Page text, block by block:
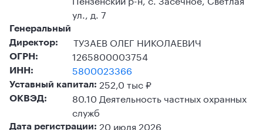
ул., д. 7
Генеральный
Директор:
ТУЗАЕВ ОЛЕГ НИКОЛАЕВИЧ
ОГРН: 1265800003754
ИНН: 5800023366
Уставный капитал: 252,0 тыс ₽
ОКВЭД:
80.10 Деятельность частных охранных
служб
Дата регистрации: 20 июля 2026